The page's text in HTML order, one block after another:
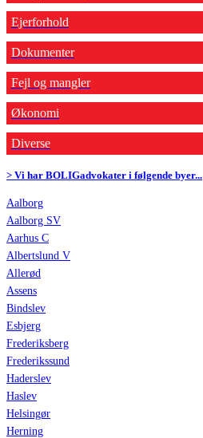
Ejerforhold
Dokumenter
Fejl og mangler
Økonomi
Diverse
> Vi har BOLIGadvokater i følgende byer...
Aalborg
Aalborg SV
Aarhus C
Albertslund V
Allerød
Assens
Bindslev
Esbjerg
Frederiksberg
Frederikssund
Haderslev
Haslev
Helsingør
Herning